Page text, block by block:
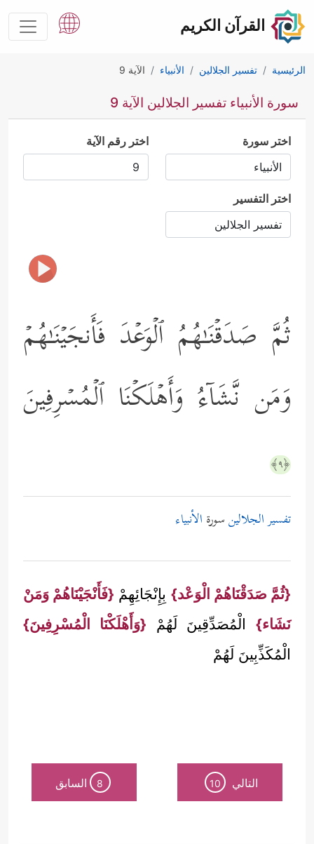
القرآن الكريم
الرئيسية تفسير الجلالين الأنبياء الآية 9
سورة الأنبياء تفسير الجلالين الآية 9
اختر سورة اختر رقم الآية
اختر التفسير
ثُمَّ صَدَقۡنَـٰهُمُ ٱلۡوَعۡدَ فَأَنجَیۡنَـٰهُمۡ
وَمَن نَّشَاۤءُ وَأَهۡلَكۡنَا ٱلۡمُسۡرِفِینَ
﴿٩﴾
تفسير الجلالينسورة الأنبياء
{ثُمَّ صَدَقْنَاهُمْ الْوَعْد} بِإِنْجَائِهِمْ {فَأَنْجَيْنَاهُمْ وَمَنْ
نَشَاء} الْمُصَدِّقِينَ لَهُمْ {وَأَهْلَكْنَا الْمُسْرِفِينَ}
الْمُكَذِّبِينَ لَهُمْ
التالي 10
8 السابق